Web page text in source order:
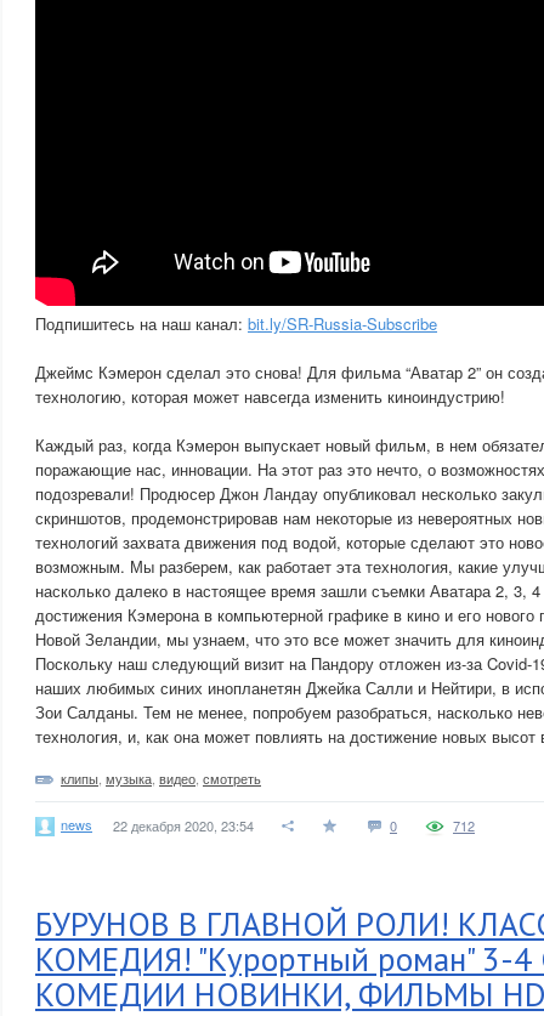
Подпишитесь на наш канал: bit.ly/SR-Russia-Subscribe
Джеймс Кэмерон сделал это снова! Для фильма “Аватар 2” он
технологию, которая может навсегда изменить киноиндустрию!
Каждый раз, когда Кэмерон выпускает новый фильм, в нем
поражающие нас, инновации. На этот раз это нечто, о
подозревали! Продюсер Джон Ландау опубликовал несколько
скриншотов, продемонстрировав нам некоторые из невероятных
технологий захвата движения под водой, которые сделают это
возможным. Мы разберем, как работает эта технология, какие
насколько далеко в настоящее время зашли съемки Аватара 2, 3,
достижения Кэмерона в компьютерной графике в кино и его нового
Новой Зеландии, мы узнаем, что это все может значить для
Поскольку наш следующий визит на Пандору отложен из-за
наших любимых синих инопланетян Джейка Салли и Нейтири, в
Зои Салданы. Тем не менее, попробуем разобраться, насколько
технология, и, как она может повлиять на достижение новых
клипы музыка видео смотреть
news 22 декабря 2020, 23:54 0 712
БУРУНОВ В ГЛАВНОЙ РОЛИ!
КОМЕДИЯ! "Курортный роман" 3-
КОМЕДИИ НОВИНКИ, ФИЛЬМЫ